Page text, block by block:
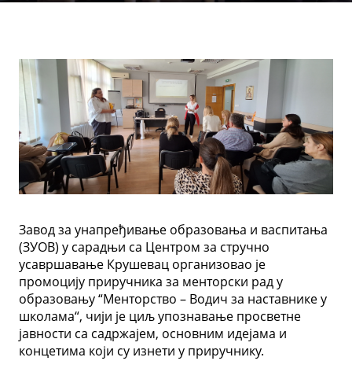
Завод за унапређивање образовања и васпитања
(ЗУОВ) у сарадњи са Центром за стручно
усавршавање Крушевац организовао је
промоцију приручника за менторски рад у
образовању “Менторство – Водич за наставнике у
школама“, чији је циљ упознавање просветне
јавности са садржајем, основним идејама и
концетима који су изнети у приручнику.